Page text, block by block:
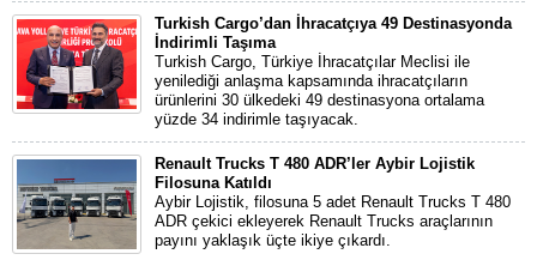
Turkish Cargo’dan İhracatçıya 49 Destinasyonda
İndirimli Taşıma
Turkish Cargo, Türkiye İhracatçılar Meclisi ile
yenilediği anlaşma kapsamında ihracatçıların
ürünlerini 30 ülkedeki 49 destinasyona ortalama
yüzde 34 indirimle taşıyacak.
Renault Trucks T 480 ADR’ler Aybir Lojistik
Filosuna Katıldı
Aybir Lojistik, filosuna 5 adet Renault Trucks T 480
ADR çekici ekleyerek Renault Trucks araçlarının
payını yaklaşık üçte ikiye çıkardı.